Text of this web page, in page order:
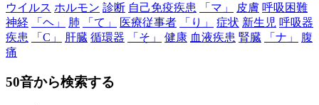
ウイルス ホルモン 診断 自己免疫疾患 「マ」 皮膚 呼吸困難
神経
「ヘ」 肺 「て」 医療従事者 「り」 症状 新生児 呼吸器
疾患
「C」 肝臓 循環器 「そ」 健康 血液疾患 腎臓 「ナ」
腹
痛
50音から検索する